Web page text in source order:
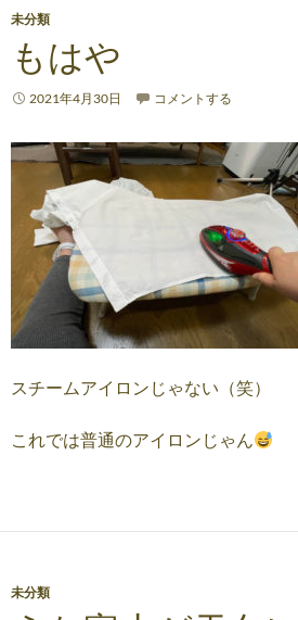
キ
ッ
プ
未分類
もはや
2021年4月30日 コメントする
スチームアイロンじゃない（笑）
これでは普通のアイロンじゃん
未分類